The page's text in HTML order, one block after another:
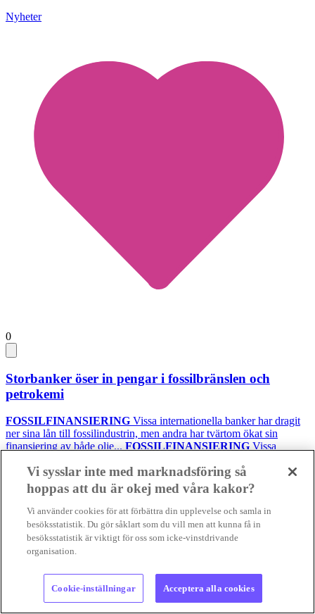
Nyheter
0
Storbanker öser in pengar i fossilbränslen och
petrokemi
FOSSILFINANSIERING Vissa internationella banker har dragit
ner sina lån till fossilindustrin, men andra har tvärtom ökat sin
finansiering av både olje... FOSSILFINANSIERINGVissa
03 aug 2026• Lästid:
Foto:Karl Egger, Pixabay, samt privat
Krönika
Vi sysslar inte med marknadsföring så
hoppas att du är okej med våra kakor?
Vi använder cookies för att förbättra din upplevelse och samla in
besöksstatistik. Du gör såklart som du vill men att kunna få in
besöksstatistik är viktigt för oss som icke-vinstdrivande
organisation.
Cookie-inställningar Acceptera alla cookies